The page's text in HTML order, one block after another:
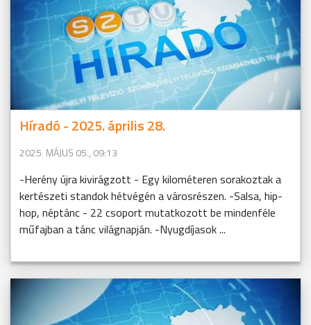
Híradó - 2025. április 28.
2025. MÁJUS 05., 09:13
-Herény újra kivirágzott - Egy kilométeren sorakoztak a
kertészeti standok hétvégén a városrészen. -Salsa, hip-
hop, néptánc - 22 csoport mutatkozott be mindenféle
műfajban a tánc világnapján. -Nyugdíjasok ...